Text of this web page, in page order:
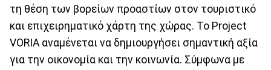
τη θέση των βορείων προαστίων στον τουριστικό
και επιχειρηματικό χάρτη της χώρας. Το Project
VORIA αναμένεται να δημιουργήσει σημαντική αξία
για την οικονομία και την κοινωνία. Σύμφωνα με